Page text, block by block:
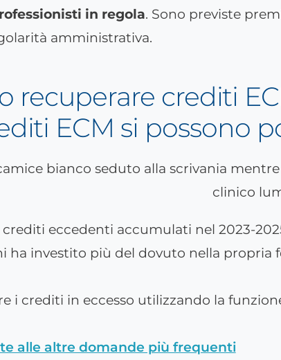
in regola. Sono previste
amministrativa.
recuperare crediti
ECM si possono
eccedenti accumulati nel 2023-
ha investito più del dovuto nella propria
i crediti in eccesso utilizzando la
alle altre domande più frequenti